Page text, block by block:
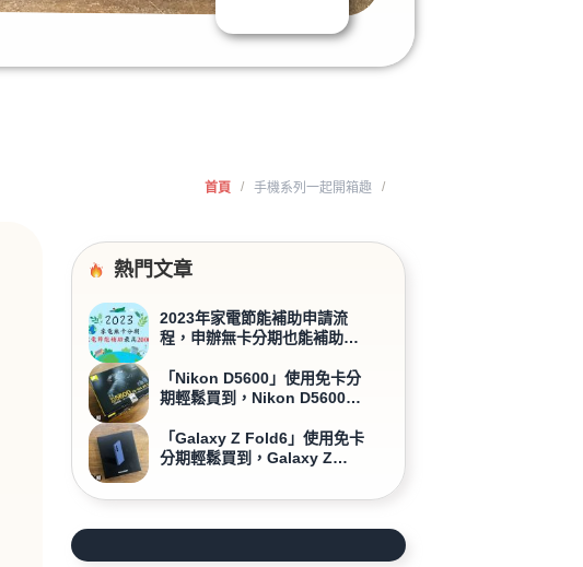
首頁 / 手機系列一起開箱趣 /
熱門文章
2023年家電節能補助申請流
程，申辦無卡分期也能補助超
「Nikon D5600」使用免卡分
期輕鬆買到，Nikon D5600商
「Galaxy Z Fold6」使用免卡
分期輕鬆買到，Galaxy Z